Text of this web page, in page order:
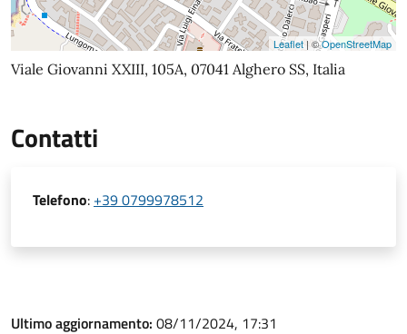
Leaflet | ©OpenStreetMap
Viale Giovanni XXIII, 105A, 07041 Alghero SS, Italia
Contatti
Telefono: +39 0799978512
Ultimo aggiornamento: 08/11/2024, 17:31